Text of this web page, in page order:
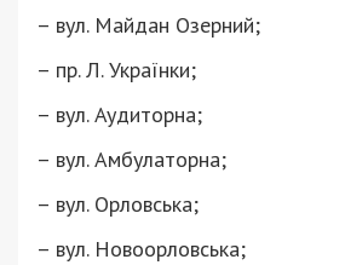
– вул. Майдан Озерний;
– пр. Л. Українки;
– вул. Аудиторна;
– вул. Амбулаторна;
– вул. Орловська;
– вул. Новоорловська;